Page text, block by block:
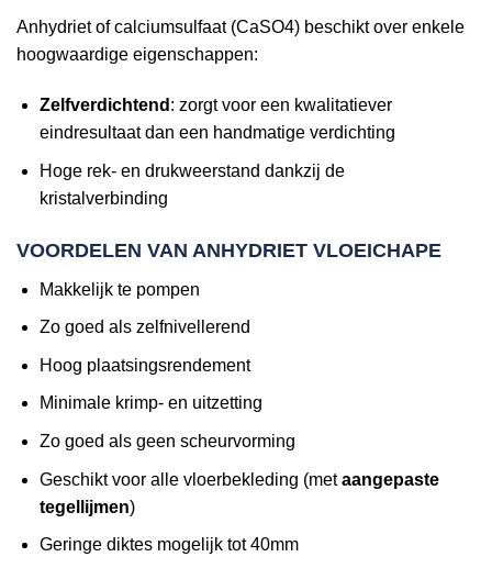
Anhydriet of calciumsulfaat (CaSO4) beschikt over enkele
hoogwaardige eigenschappen:
Zelfverdichtend : zorgt voor een kwalitatiever
eindresultaat dan een handmatige verdichting
Hoge rek- en drukweerstand dankzij de
kristalverbinding
VOORDELEN VAN ANHYDRIET VLOEICHAPE
Makkelijk te pompen
Zo goed als zelfnivellerend
Hoog plaatsingsrendement
Minimale krimp- en uitzetting
Zo goed als geen scheurvorming
Geschikt voor alle vloerbekleding (metaangepaste
tegellijmen)
Geringe diktes mogelijk tot 40mm